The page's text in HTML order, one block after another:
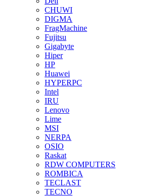
CHUWI
DIGMA
FragMachine
Fujitsu
Gigabyte
Hiper
HP
Huawei
HYPERPC
Intel
IRU
Lenovo
Lime
MSI
NERPA
OSIO
Raskat
RDW COMPUTERS
ROMBICA
TECLAST
TECNO